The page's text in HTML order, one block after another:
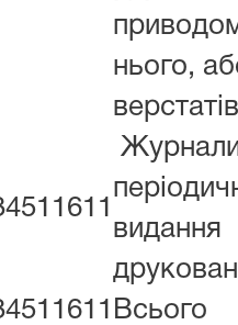
нього,
верстатів
видання
Всього